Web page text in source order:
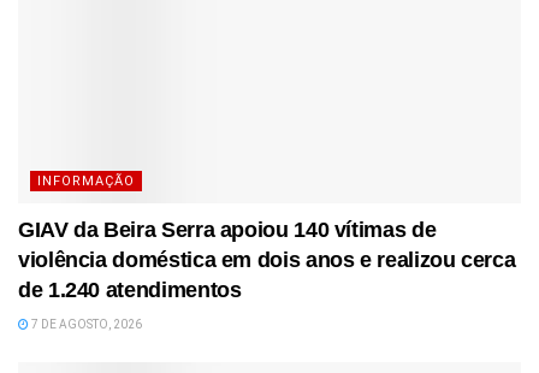
INFORMAÇÃO
GIAV da Beira Serra apoiou 140 vítimas de
violência doméstica em dois anos e realizou cerca
de 1.240 atendimentos
7 DE AGOSTO, 2026